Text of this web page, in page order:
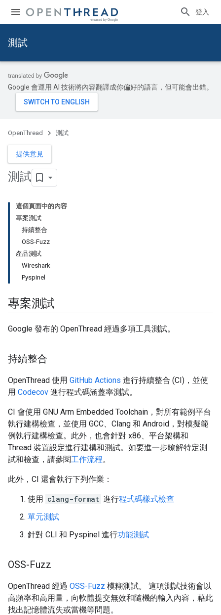
登入
測試
Google 會運用 AI 技術將內容翻譯成你偏好的語言，但可能會出錯。
OpenThread 測試
提供意見
測試
這個頁面中的內容
專案測試
持續整合
OSS-Fuzz
產品測試
Wireshark
Pyspinel
專案測試
Google 發布的 OpenThread 經過多項工具測試。
持續整合
OpenThread 使用 GitHub Actions 進行持續整合 (CI)，並使
用 Codecov 進行程式碼涵蓋率測試。
CI 會使用 GNU Arm Embedded Toolchain，對所有範例平台
執行建構檢查，並使用 GCC、Clang 和 Android，對模擬範
例執行建構檢查。此外，也會針對 x86、平台架構和
Thread 裝置設定進行建構和測試。如要進一步瞭解特定測
試和檢查，請參閱工作流程。
此外，CI 還會執行下列作業：
使用 clang-format 進行程式碼樣式檢查
單元測試
針對 CLI 和 Pyspinel 進行功能測試
OSS-Fuzz
OpenThread 經過 OSS-Fuzz 模糊測試。 這項測試技術會以
高頻率和高用量，向軟體提交無效和隨機的輸入內容，藉此
找出記憶體流失或當機等問題。